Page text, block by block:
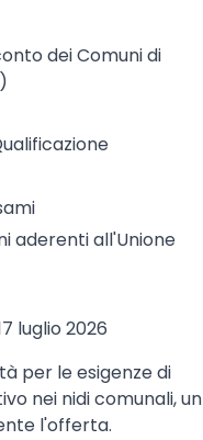
dei Comuni di
aderenti all'Unione
luglio 2026
per le esigenze di
nei nidi comunali, un
l'offerta.